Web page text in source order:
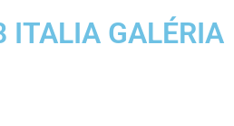
ITALIA GALÉRIA